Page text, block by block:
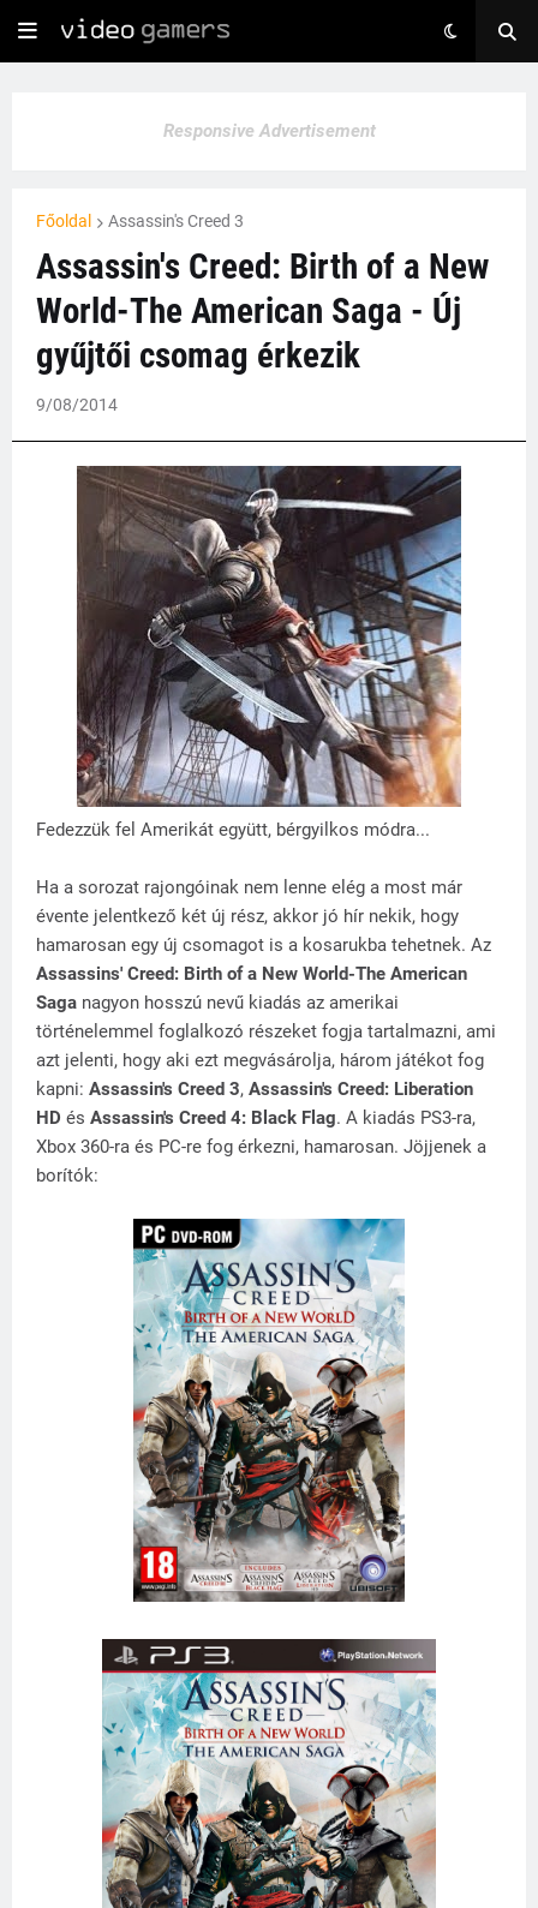
Responsive Advertisement
Főoldal Assassin's Creed 3
Assassin's Creed: Birth of a New
World-The American Saga - Új
gyűjtői csomag érkezik
9/08/2014
Fedezzük fel Amerikát együtt, bérgyilkos módra...
Ha a sorozat rajongóinak nem lenne elég a most már
évente jelentkező két új rész, akkor jó hír nekik, hogy
hamarosan egy új csomagot is a kosarukba tehetnek. Az
Assassins' Creed: Birth of a New World-The American
Saga nagyon hosszú nevű kiadás az amerikai
történelemmel foglalkozó részeket fogja tartalmazni, ami
azt jelenti, hogy aki ezt megvásárolja, három játékot fog
kapni: Assassin's Creed 3, Assassin's Creed: Liberation
HD és Assassin's Creed 4: Black Flag. A kiadás PS3-ra,
Xbox 360-ra és PC-re fog érkezni, hamarosan. Jöjjenek a
borítók: